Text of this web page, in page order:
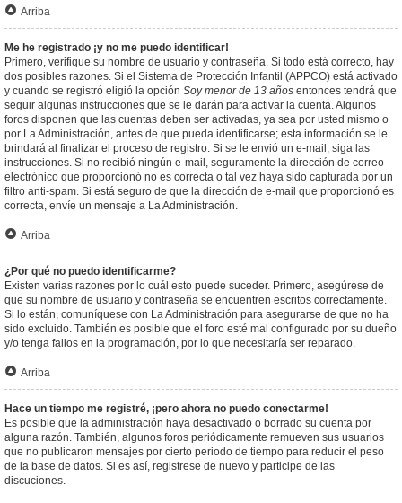
Arriba
Me he registrado ¡y no me puedo identificar!
Primero, verifique su nombre de usuario y contraseña. Si todo está correcto, hay
dos posibles razones. Si el Sistema de Protección Infantil (APPCO) está activado
y cuando se registró eligió la opción Soy menor de 13 años entonces tendrá que
seguir algunas instrucciones que se le darán para activar la cuenta. Algunos
foros disponen que las cuentas deben ser activadas, ya sea por usted mismo o
por La Administración, antes de que pueda identificarse; esta información se le
brindará al finalizar el proceso de registro. Si se le envió un e-mail, siga las
instrucciones. Si no recibió ningún e-mail, seguramente la dirección de correo
electrónico que proporcionó no es correcta o tal vez haya sido capturada por un
filtro anti-spam. Si está seguro de que la dirección de e-mail que proporcionó es
correcta, envíe un mensaje a La Administración.
Arriba
¿Por qué no puedo identificarme?
Existen varias razones por lo cuál esto puede suceder. Primero, asegúrese de
que su nombre de usuario y contraseña se encuentren escritos correctamente.
Si lo están, comuníquese con La Administración para asegurarse de que no ha
sido excluido. También es posible que el foro esté mal configurado por su dueño
y/o tenga fallos en la programación, por lo que necesitaría ser reparado.
Arriba
Hace un tiempo me registré, ¡pero ahora no puedo conectarme!
Es posible que la administración haya desactivado o borrado su cuenta por
alguna razón. También, algunos foros periódicamente remueven sus usuarios
que no publicaron mensajes por cierto periodo de tiempo para reducir el peso
de la base de datos. Si es así, registrese de nuevo y participe de las
discuciones.